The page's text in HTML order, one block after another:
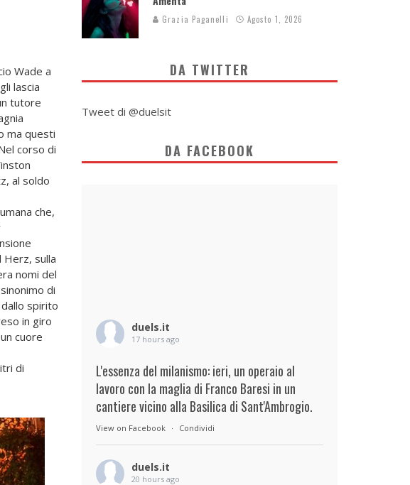
Wade a
lascia
tutore
ma questi
corso di
al soldo
che,
Herz, sulla
nomi del
di
spirito
in giro
cuore
di
Grazia Paganelli Agosto 1, 2026
DA TWITTER
Tweet di @duelsit
DA FACEBOOK
duels.it
17 hours ago
L'essenza del milanismo: ieri, un operaio al
lavoro con la maglia di Franco Baresi in un
cantiere vicino alla Basilica di Sant'Ambrogio.
View on Facebook · Condividi
duels.it
20 hours ago